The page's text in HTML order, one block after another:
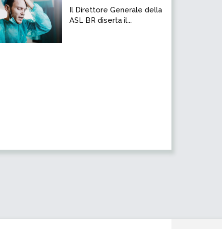
Il Direttore Generale della
ASL BR diserta il...